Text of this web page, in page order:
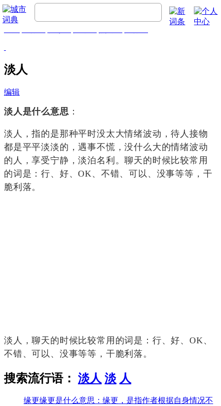
淡人
编辑
淡人是什么意思 ：
淡人，指的是那种平时没太大情绪波动，待人接物
都是平平淡淡的，遇事不慌，没什么大的情绪波动
的人，享受宁静，淡泊名利。聊天的时候比较常用
的词是：行、好、OK、不错、可以、没事等等，干
脆利落。
淡人，聊天的时候比较常用的词是：行、好、OK、
不错、可以、没事等等，干脆利落。
搜索流行语： 淡人 淡 人
缘更缘更是什么意思：缘更，是指作者根据自身情况不